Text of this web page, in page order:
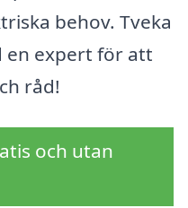
behov. Tveka
en expert för att
råd!
och utan